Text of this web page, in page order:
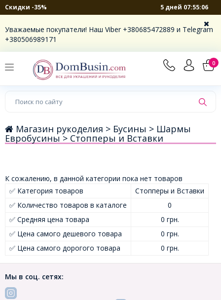
Скидки -35% 5 дней 07:55:06
Уважаемые покупатели! Наш Viber +380685472889 и Telegram
+380506989171
0
Магазин рукоделия > Бусины > Шармы
Евробусины > Стопперы и Вставки
К сожалению, в данной категории пока нет товаров
✅ Категория товаров
Стопперы и Вставки
✅ Количество товаров в каталоге
0
✅ Средняя цена товара
0 грн.
✅ Цена самого дешевого товара
0 грн.
✅ Цена самого дорогого товара
0 грн.
Мы в соц. сетях: